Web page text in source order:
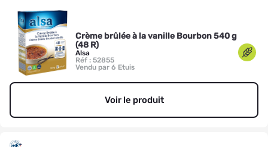
Crème brûlée à la vanille Bourbon 540 g
(48 R)
Alsa
Réf : 52855
Vendu par 6 Etuis
Voir le produit